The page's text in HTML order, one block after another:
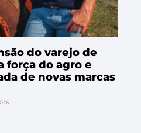
do varejo de
força do agro e
de novas marcas